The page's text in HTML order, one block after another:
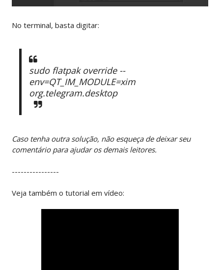
No terminal, basta digitar:
sudo flatpak override --
env=QT_IM_MODULE=xim
org.telegram.desktop
Caso tenha outra solução, não esqueça de deixar seu
comentário para ajudar os demais leitores.
----------------
Veja também o tutorial em vídeo: